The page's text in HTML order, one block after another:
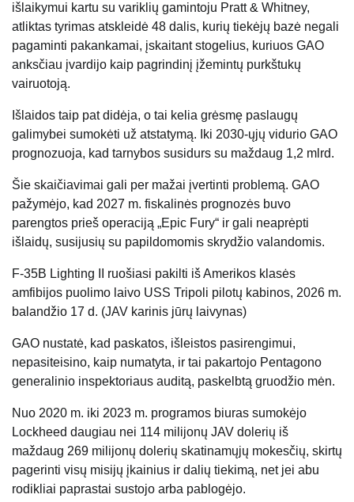
išlaikymui kartu su variklių gamintoju Pratt & Whitney,
atliktas tyrimas atskleidė 48 dalis, kurių tiekėjų bazė negali
pagaminti pakankamai, įskaitant stogelius, kuriuos GAO
anksčiau įvardijo kaip pagrindinį įžemintų purkštukų
vairuotoją.
Išlaidos taip pat didėja, o tai kelia grėsmę paslaugų
galimybei sumokėti už atstatymą. Iki 2030-ųjų vidurio GAO
prognozuoja, kad tarnybos susidurs su maždaug 1,2 mlrd.
Šie skaičiavimai gali per mažai įvertinti problemą. GAO
pažymėjo, kad 2027 m. fiskalinės prognozės buvo
parengtos prieš operaciją „Epic Fury“ ir gali neaprėpti
išlaidų, susijusių su papildomomis skrydžio valandomis.
F-35B Lighting II ruošiasi pakilti iš Amerikos klasės
amfibijos puolimo laivo USS Tripoli pilotų kabinos, 2026 m.
balandžio 17 d. (JAV karinis jūrų laivynas)
GAO nustatė, kad paskatos, išleistos pasirengimui,
nepasiteisino, kaip numatyta, ir tai pakartojo Pentagono
generalinio inspektoriaus auditą, paskelbtą gruodžio mėn.
Nuo 2020 m. iki 2023 m. programos biuras sumokėjo
Lockheed daugiau nei 114 milijonų JAV dolerių iš
maždaug 269 milijonų dolerių skatinamųjų mokesčių, skirtų
pagerinti visų misijų įkainius ir dalių tiekimą, net jei abu
rodikliai paprastai sustojo arba pablogėjo.